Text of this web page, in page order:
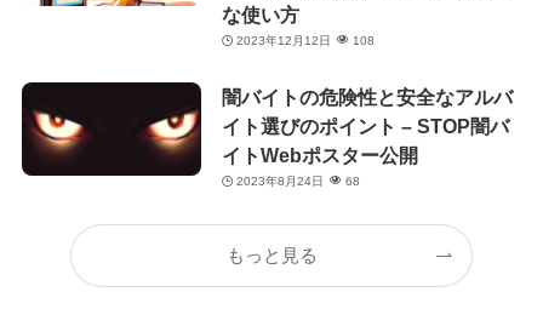
な使い方
2023年12月12日 108
闇バイトの危険性と安全なアルバ
イト選びのポイント – STOP闇バ
イトWebポスター公開
2023年8月24日 68
もっと見る